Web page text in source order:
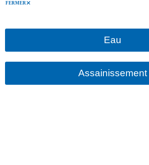
FERMER
Eau
Assainissement